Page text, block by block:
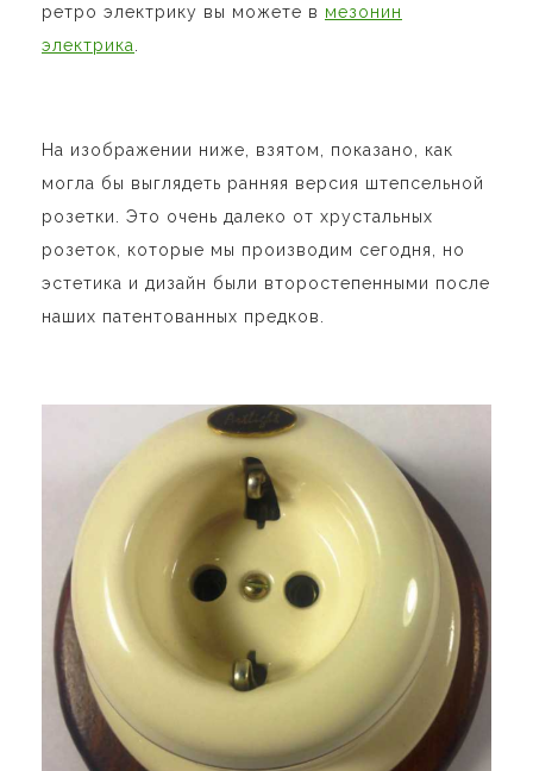
ретро электрику вы можете в мезонин
электрика
На изображении ниже, взятом, показано, как
могла бы выглядеть ранняя версия штепсельной
розетки. Это очень далеко от хрустальных
розеток, которые мы производим сегодня, но
эстетика и дизайн были второстепенными после
наших патентованных предков.